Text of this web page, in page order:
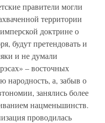
правители могли
территории
доктрине о
будут претендовать и
и не думали
– восточных
народность, а, забыв о
занялись более
нацменьшинств.
проводилась